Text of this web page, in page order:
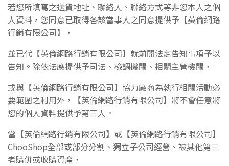
若您所填寫之送貨地址、聯絡人、 聯絡方式等非您本人之個
人資料，您同意已取得各該當事人之同意提供予 【英倫網路
行銷有限公司】
，
並已代 【英倫網路行銷有限公司】 就前開法定告知事項予以
告知。除依法應提供予司法、檢調機關、相關主管機關，
或與 【英倫網路行銷有限公司】 協力廠商為執行相關活動必
要範圍之利用外，
【英倫網路行銷有限公司】 將不會任意將
您的個人資料提供予第三人。
當 【英倫網路行銷有限公司】 或 【英倫網路行銷有限公司】
ChooShop全部或部分分割、獨立子公司經營、被其他第三
者購併或收購資產，